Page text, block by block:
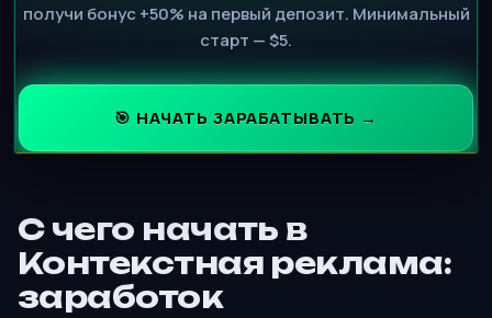
получи бонус +50% на первый депозит. Минимальный
старт — $5.
🎯 НАЧАТЬ ЗАРАБАТЫВАТЬ →
С чего начать в
Контекстная реклама:
заработок